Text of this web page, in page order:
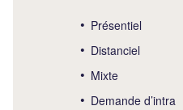
Présentiel
Distanciel
Mixte
Demande d’intra